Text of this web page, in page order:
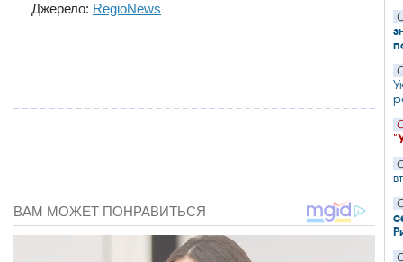
Джерело: RegioNews